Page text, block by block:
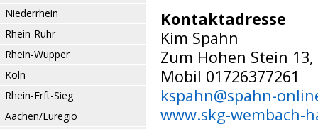
Niederrhein
Rhein-Ruhr
Rhein-Wupper
Köln
Rhein-Erft-Sieg
Aachen/Euregio
Kontaktadresse
Kim Spahn
Zum Hohen Stein
Mobil 01726377261
kspahn@spahn-
www.skg-wembach-